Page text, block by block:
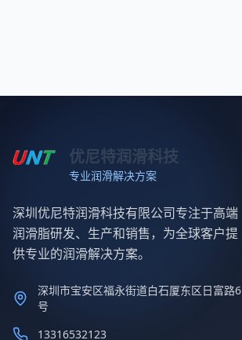
优尼特润滑科技
专业润滑解决方案
深圳优尼特润滑科技有限公司专注于高端
润滑脂研发、生产和销售，为全球客户提
供专业的润滑解决方案。
深圳市宝安区福永街道白石厦东区日富路6
号
13316532123